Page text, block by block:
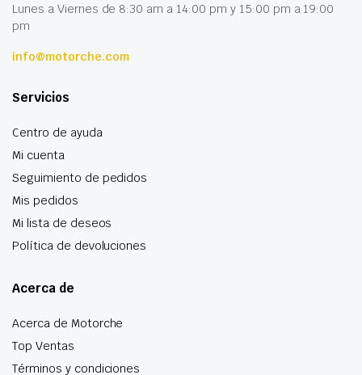
Lunes a Viernes de 8:30 am a 14:00 pm y 15:00 pm a 19:00
pm
info@motorche.com
Servicios
Centro de ayuda
Mi cuenta
Seguimiento de pedidos
Mis pedidos
Mi lista de deseos
Política de devoluciones
Acerca de
Acerca de Motorche
Top Ventas
Términos y condiciones